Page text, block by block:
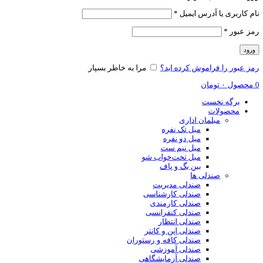
نام کاربری یا آدرس ایمیل *
رمز عبور *
ورود
رمز عبور را فراموش کرده اید؟ مرا به خاطر بسپار
0 محصول ۰ تومان
برگه نخست
محصولات
مبلمان اداری
مبل تک نفره
مبل دو نفره
مبل نیم ست
مبل تخت‌خواب شو
بین بگ و پاف
صندلی ها
صندلی مدیریت
صندلی کارشناسی
صندلی کارمندی
صندلی کنفرانسی
صندلی انتظار
صندلی اپن و کانتر
صندلی کافه و رستوران
صندلی آموزشی
صندلی آزمایشگاهی